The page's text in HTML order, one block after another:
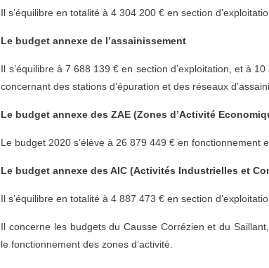
Il s’équilibre en totalité à 4 304 200 € en section
Le budget annexe de l’assainissement
Il s’équilibre à 7 688 139 € en section d’exploitation, et à
concernant des stations d’épuration et des réseaux
Le budget annexe des ZAE (Zones d’Activité
Le budget 2020 s’élève à 26 879 449 € en fonctionnement
Le budget annexe des AIC (Activités Industrielles et
Il s’équilibre en totalité à 4 887 473 € en section
Il concerne les budgets du Causse Corrézien et du
le fonctionnement des zones d’activité.